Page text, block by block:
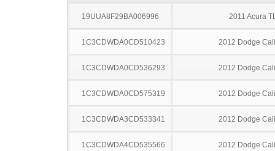
19UUA8F29BA006996 2011 Acura
1C3CDWDA0CD510423 2012 Dodge
1C3CDWDA0CD536293 2012 Dodge
1C3CDWDA0CD575319 2012 Dodge
1C3CDWDA3CD533341 2012 Dodge
1C3CDWDA4CD535566 2012 Dodge